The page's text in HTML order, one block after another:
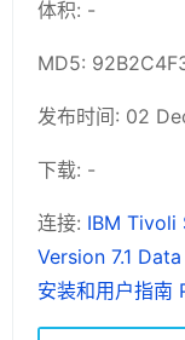
体积: -
MD5:
发布时间: 02
下载: -
连接: IBM Tivoli
Version 7.1
安装和用户指南